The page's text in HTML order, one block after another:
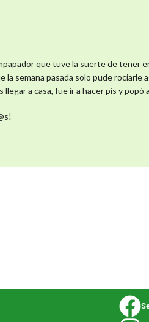
que tuve la suerte de tener
la semana pasada solo pude rociarle
llegar a casa, fue ir a hacer pis y